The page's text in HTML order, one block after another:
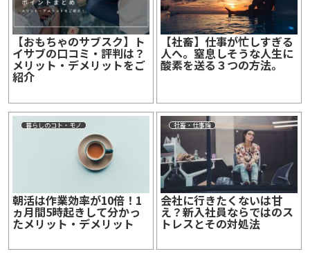
【おもちゃのサブスク】ト
イサブの口コミ・評判は？
メリット・デメリットをご
紹介
【社畜】仕事が忙しすぎる
人へ。窒息しそうな人生に
酸素を送る３つの方法。
暮らしのコト・モノ
朝活は作業効率が10倍！1
ヵ月間5時起きして分かっ
たメリット・デメリット
社畜・仕事論
会社に行きたくないは甘
え？新入社員ならではのス
トレスとその対処法